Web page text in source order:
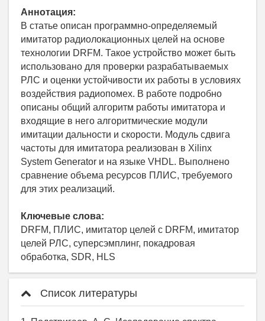
Аннотация:
В статье описан программно-определяемый
имитатор радиолокационных целей на основе
технологии DRFM. Такое устройство может быть
использовано для проверки разрабатываемых
РЛС и оценки устойчивости их работы в условиях
воздействия радиопомех. В работе подробно
описаны общий алгоритм работы имитатора и
входящие в него алгоритмические модули
имитации дальности и скорости. Модуль сдвига
частоты для имитатора реализован в Xilinx
System Generator и на языке VHDL. Выполнено
сравнение объема ресурсов ПЛИС, требуемого
для этих реализаций.
Ключевые слова:
DRFM, ПЛИС, имитатор целей с DRFM, имитатор
целей РЛС, суперсэмплинг, покадровая
обработка, SDR, HLS
Список литературы